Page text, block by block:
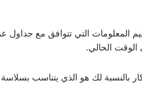
المعلومات التي تتوافق مع
الحالي.
بالنسبة لك هو الذي يتناسب